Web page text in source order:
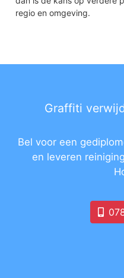
regio en omgeving.
Graffiti
Bel voor een
en leveren